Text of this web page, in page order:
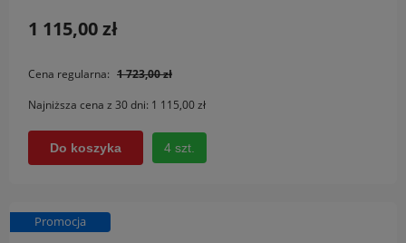
1 115,00 zł
Cena regularna: 1 723,00 zł
Najniższa cena z 30 dni: 1 115,00 zł
Do koszyka 4 szt.
Promocja